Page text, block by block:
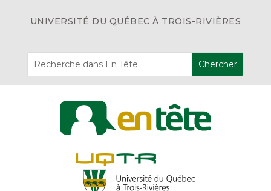
UNIVERSITÉ DU QUÉBEC À TROIS-RIVIÈRES